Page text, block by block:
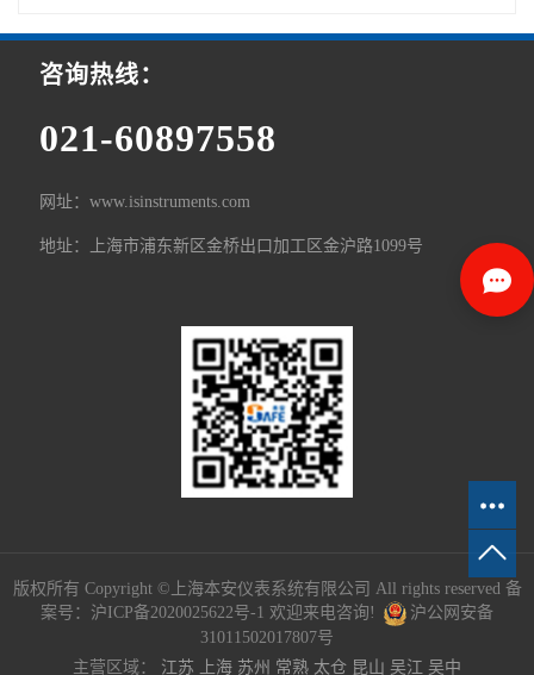
咨询热线：
021-60897558
网址：www.isinstruments.com
地址：上海市浦东新区金桥出口加工区金沪路1099号
版权所有 Copyright ©上海本安仪表系统有限公司 All rights reserved 备
案号： 沪ICP备2020025622号-1 欢迎来电咨询!
沪公网安备
31011502017807号
主营区域： 江苏 上海 苏州 常熟 太仓 昆山 吴江 吴中